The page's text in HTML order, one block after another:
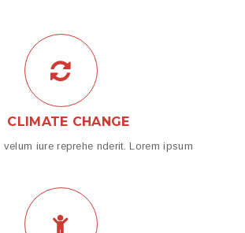
CLIMATE CHANGE
iure reprehe nderit. Lorem ipsum